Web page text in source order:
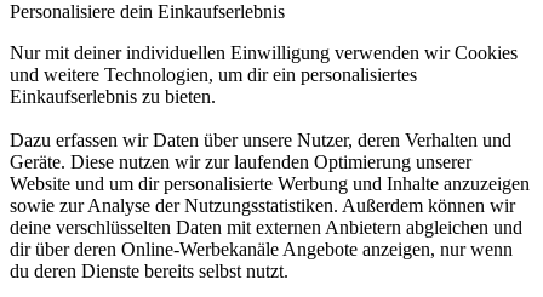
Personalisiere dein Einkaufserlebnis
Nur mit deiner individuellen Einwilligung verwenden wir Cookies
und weitere Technologien, um dir ein personalisiertes
Einkaufserlebnis zu bieten.
Dazu erfassen wir Daten über unsere Nutzer, deren Verhalten und
Geräte. Diese nutzen wir zur laufenden Optimierung unserer
Website und um dir personalisierte Werbung und Inhalte anzuzeigen
sowie zur Analyse der Nutzungsstatistiken. Außerdem können wir
deine verschlüsselten Daten mit externen Anbietern abgleichen und
dir über deren Online-Werbekanäle Angebote anzeigen, nur wenn
du deren Dienste bereits selbst nutzt.